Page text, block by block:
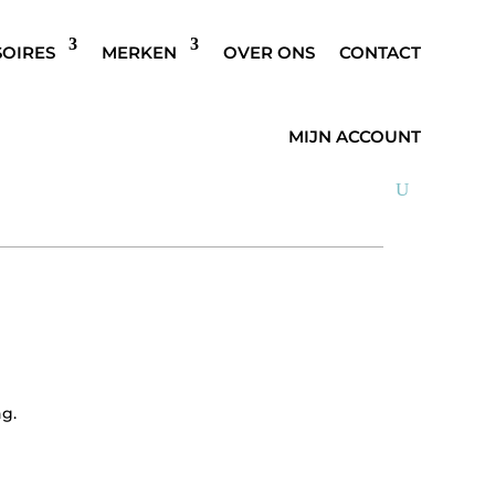
MERKEN OVER ONS CONTACT
MIJN ACCOUNT